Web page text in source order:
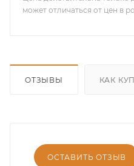
может отличаться от цен в
ОТЗЫВЫ КАК
ОСТАВИТЬ ОТЗЫВ